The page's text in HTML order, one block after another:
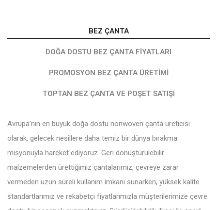
BEZ ÇANTA
DOĞA DOSTU BEZ ÇANTA FIYATLARI
PROMOSYON BEZ ÇANTA ÜRETIMI
TOPTAN BEZ ÇANTA VE POŞET SATIŞI
Avrupa’nın en büyük doğa dostu nonwoven çanta üreticisi
olarak, gelecek nesillere daha temiz bir dünya bırakma
misyonuyla hareket ediyoruz. Geri dönüştürülebilir
malzemelerden ürettiğimiz çantalarımız, çevreye zarar
vermeden uzun süreli kullanım imkanı sunarken, yüksek kalite
standartlarımız ve rekabetçi fiyatlarımızla müşterilerimize çevre